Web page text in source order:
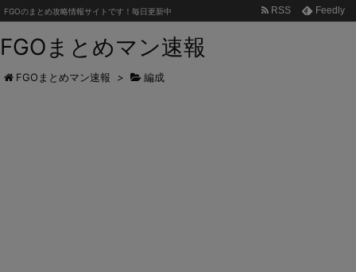
FGOまとめマン速報
FGOのまとめ攻略情報サイトです！毎日更新中 RSS Feedly
FGOまとめマン速報 > 編成